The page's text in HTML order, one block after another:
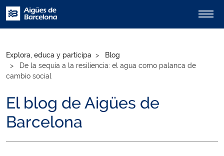
Explora, educa y participa
Blog
De la sequía a la resiliencia: el agua como palanca de
cambio social
El blog de Aigües de
Barcelona